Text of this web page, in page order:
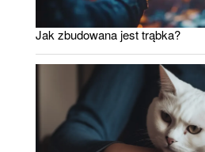
Jak zbudowana jest trąbka?